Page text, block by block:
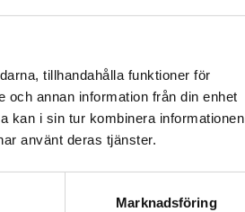
tillhandahålla funktioner för
annan information från din enhet
kan i sin tur kombinera informationen
använt deras tjänster.
Marknadsföring
över mailen.